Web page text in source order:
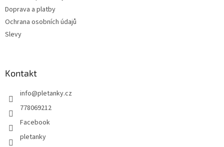
Doprava a platby
Ochrana osobních údajů
Slevy
Kontakt
info@pletanky.cz
778069212
Facebook
pletanky